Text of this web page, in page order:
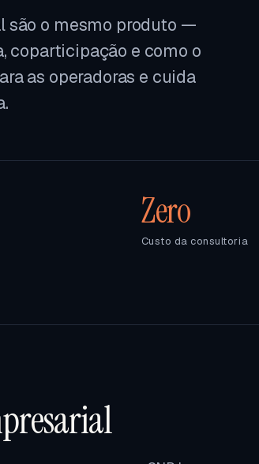
são o mesmo produto —
coparticipação e como o
as operadoras e cuida
Zero
Custo da consultoria